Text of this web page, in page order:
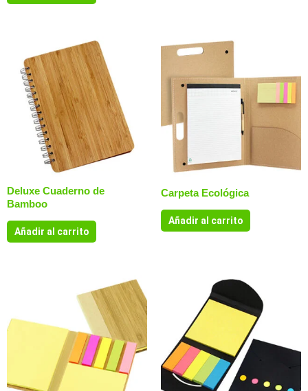
Deluxe Cuaderno de
Bamboo
Añadir al carrito
Carpeta Ecológica
Añadir al carrito